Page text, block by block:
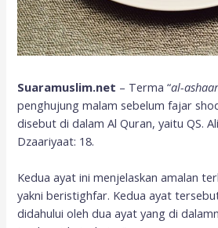
Suaramuslim.net – Terma “al-
penghujung malam sebelum fajar
disebut di dalam Al Quran, yaitu QS.
Dzaariyaat: 18.
Kedua ayat ini menjelaskan amalan
yakni beristighfar. Kedua ayat
didahului oleh dua ayat yang di